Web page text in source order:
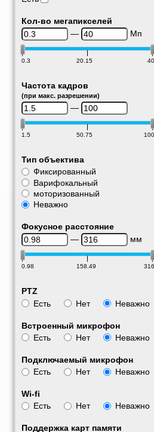
Кол-во мегапикселей
—
Мп
0.3 20.15 40
Частота кадров
(при макс. разрешении)
—
1.5 50.75 100
Тип объектива
Фиксированный
Варифокальный
моторизованный
Неважно
Фокусное расстояние
—
мм
0.98 158.49 316
PTZ
Есть
Нет Неважно
Встроенный микрофон
Есть
Нет Неважно
Подключаемый микрофон
Есть
Нет Неважно
Wi-fi
Есть
Нет Неважно
Поддержка карт памяти